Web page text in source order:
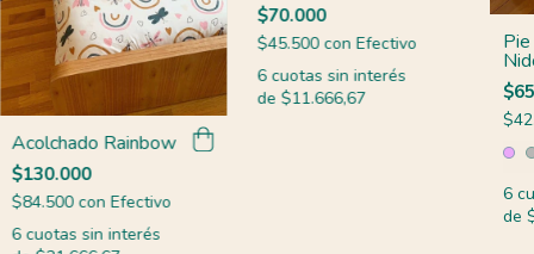
Acolchado Rainbow
$130.000
$84.500 con Efectivo
6 cuotas sin interés
$70.000
$45.500 con Efectivo
6 cuotas sin interés
de $11.666,67
6
de